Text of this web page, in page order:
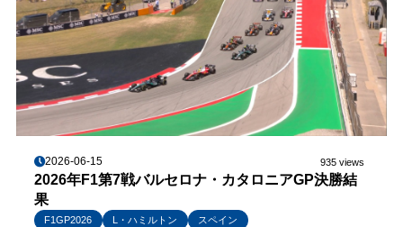
2026-06-15 935 views
2026年F1第7戦バルセロナ・カタロニアGP決勝結
果
F1GP2026 L・ハミルトン
スペイン